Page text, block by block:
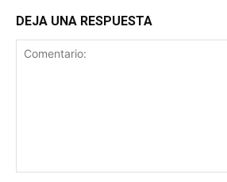
DEJA UNA RESPUESTA